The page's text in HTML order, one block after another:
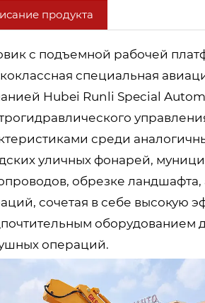
продукта
с подъемной рабочей
специальная
Hubei Runli Special
среди
уличных фонарей,
обрезке
сочетая в себе высокую
оборудованием
операций.